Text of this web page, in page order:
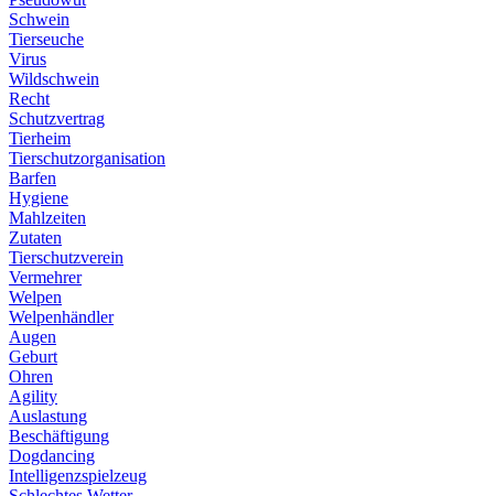
Schwein
Tierseuche
Virus
Wildschwein
Recht
Schutzvertrag
Tierheim
Tierschutzorganisation
Barfen
Hygiene
Mahlzeiten
Zutaten
Tierschutzverein
Vermehrer
Welpen
Welpenhändler
Augen
Geburt
Ohren
Agility
Auslastung
Beschäftigung
Dogdancing
Intelligenzspielzeug